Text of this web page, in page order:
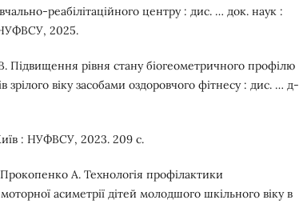
реабілітаційного центру : дис. … док. наук :
2025.
Підвищення рівня стану біогеометричного профілю
зрілого віку засобами оздоровчого фітнесу : дис. … д-
: НУФВСУ, 2023. 209 с.
А. Технологія профілактики
асиметрії дітей молодшого шкільного віку в